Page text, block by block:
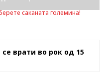
саканата големина!
врати во рок од 15